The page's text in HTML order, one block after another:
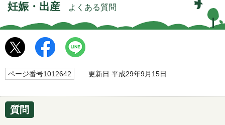
妊娠・出産 よくある質問
ページ番号1012642 更新日 平成29年9月15日
質問